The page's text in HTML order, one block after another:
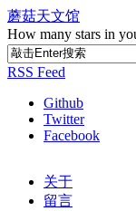
蘑菇天文馆
How many stars in
RSS Feed
Github
Twitter
Facebook
关于
留言